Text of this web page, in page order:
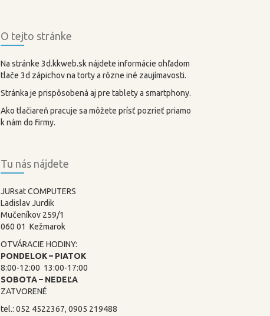
O tejto stránke
Na stránke 3d.kkweb.sk nájdete informácie ohľadom
tlače 3d zápichov na torty a rôzne iné zaujímavosti.
Stránka je prispôsobená aj pre tablety a smartphony.
Ako tlačiareň pracuje sa môžete prísť pozrieť priamo
k nám do firmy.
Tu nás nájdete
JURsat COMPUTERS
Ladislav Jurdik
Mučeníkov 259/1
060 01 Kežmarok
OTVÁRACIE HODINY:
PONDELOK – PIATOK
8:00-12:00 13:00-17:00
SOBOTA – NEDEĽA
ZATVORENÉ
tel.: 052 4522367, 0905 219488